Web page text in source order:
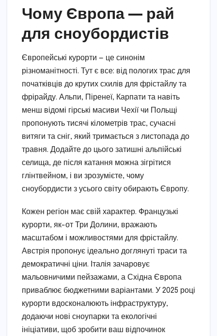
Чому Європа — рай
для сноубордистів
Європейські курорти — це синонім
різноманітності. Тут є все: від пологих трас для
початківців до крутих схилів для фрістайлу та
фрірайду. Альпи, Піренеї, Карпати та навіть
менш відомі гірські масиви Чехії чи Польщі
пропонують тисячі кілометрів трас, сучасні
витяги та сніг, який тримається з листопада до
травня. Додайте до цього затишні альпійські
селища, де після катання можна зігрітися
глінтвейном, і ви зрозумієте, чому
сноубордисти з усього світу обирають Європу.
Кожен регіон має свій характер. Французькі
курорти, як-от Три Долини, вражають
масштабом і можливостями для фрістайлу.
Австрія пропонує ідеально доглянуті траси та
демократичні ціни. Італія зачаровує
мальовничими пейзажами, а Східна Європа
приваблює бюджетними варіантами. У 2025 році
курорти вдосконалюють інфраструктуру,
додаючи нові сноупарки та екологічні
ініціативи, щоб зробити ваш відпочинок